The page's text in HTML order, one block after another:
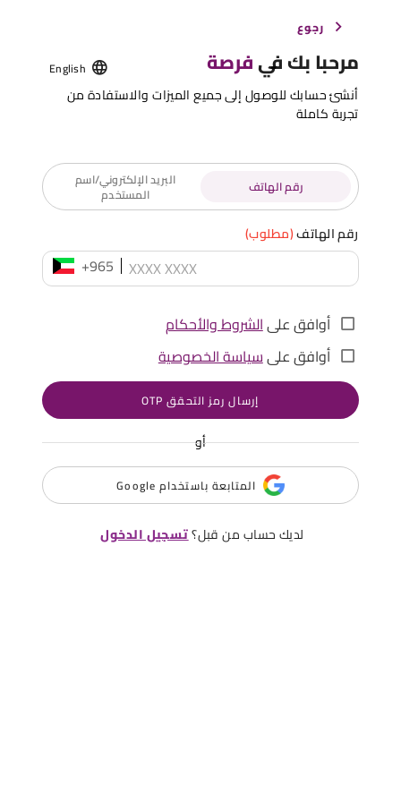
رجوع
مرحبا بك فيفرصة English
أنشئ حسابك للوصول إلى جميع الميزات والاستفادة من
تجربة كاملة
رقم الهاتف البريد الإلكتروني/اسم
المستخدم
رقم الهاتف(مطلوب)
+965
أوافق علىالشروط والأحكام
أوافق علىسياسة الخصوصية
إرسال رمز التحقق OTP
أو
المتابعة باستخدام Google
لديك حساب من قبل؟تسجيل الدخول